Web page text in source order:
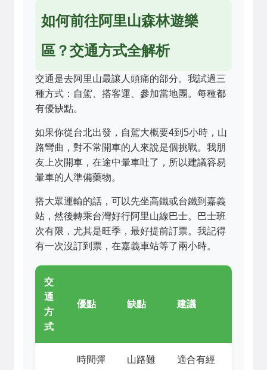
如何前往阿里山森林遊樂
區？交通方式全解析
交通是去阿里山最讓人頭痛的部分。我試過三
種方式：自駕、搭客運、參加當地團。每種都
有優缺點。
如果你從台北出發，自駕大概要4到5小時，山
路彎曲，對不常開車的人來說是個挑戰。我朋
友上次開車，在途中暈車吐了，所以建議容易
暈車的人準備藥物。
搭大眾運輸的話，可以先坐高鐵或台鐵到嘉義
站，然後轉乘台灣好行阿里山線巴士。巴士班
次有限，尤其是旺季，最好提前訂票。我記得
有一次沒訂到票，在嘉義車站等了兩小時。
交
通
方
式
優點 缺點 建議
時間彈
山路難
適合有經